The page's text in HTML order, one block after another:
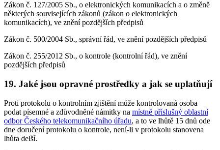
Zákon č. 127/2005 Sb., o elektronických komunikacích a o změně
některých souvisejících zákonů (zákon o elektronických
komunikacích), ve znění pozdějších předpisů
Zákon č. 500/2004 Sb., správní řád, ve znění pozdějších předpisů
Zákon č. 255/2012 Sb., o kontrole (kontrolní řád), ve znění
pozdějších předpisů
19. Jaké jsou opravné prostředky a jak se uplatňují
Proti protokolu o kontrolním zjištění může kontrolovaná osoba
podat písemné a zdůvodněné námitky na místně příslušný oblastní
odbor Českého telekomunikačního úřadu, a to ve lhůtě 15 dnů ode
dne doručení protokolu o kontrole, není-li v protokolu stanovena
lhůta delší.